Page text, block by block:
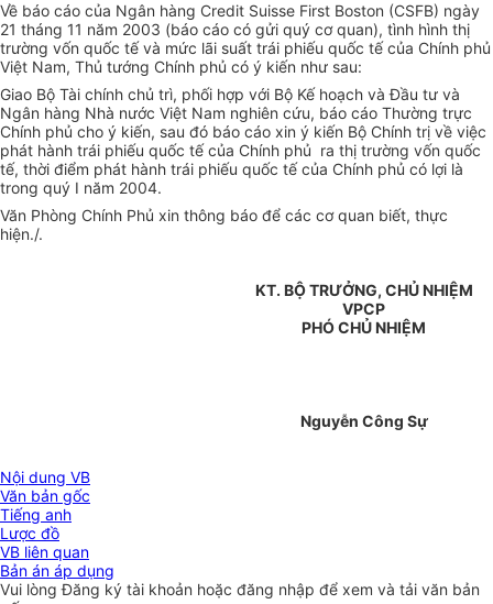
Về báo cáo của Ngân hàng Credit Suisse First Boston (CSFB) ngày
21 tháng 11 năm 2003 (báo cáo có gửi quý cơ quan), tình hình thị
trường vốn quốc tế và mức lãi suất trái phiếu quốc tế của Chính phủ
Việt Nam, Thủ tướng Chính phủ có ý kiến như sau:
Giao Bộ Tài chính chủ trì, phối hợp với Bộ Kế hoạch và Đầu tư và
Ngân hàng Nhà nước Việt Nam nghiên cứu, báo cáo Thường trực
Chính phủ cho ý kiến, sau đó báo cáo xin ý kiến Bộ Chính trị về việc
phát hành trái phiếu quốc tế của Chính phủ ra thị trường vốn quốc
tế, thời điểm phát hành trái phiếu quốc tế của Chính phủ có lợi là
trong quý I năm 2004.
Văn Phòng Chính Phủ xin thông báo để các cơ quan biết, thực
hiện./.
KT. BỘ TRƯỞNG, CHỦ NHIỆM
VPCP
PHÓ CHỦ NHIỆM
Nguyễn Công Sự
Nội dung VB
Văn bản gốc
Tiếng anh
Lược đồ
VB liên quan
Bản án áp dụng
Vui lòngĐăng ký tài khoản hoặc đăng nhập để xem và tải văn bản